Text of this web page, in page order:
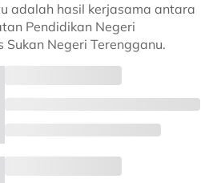
adalah hasil kerjasama antara
Pendidikan Negeri
Negeri Terengganu.